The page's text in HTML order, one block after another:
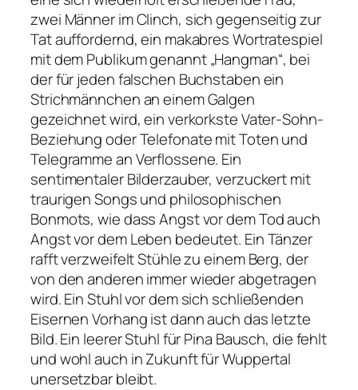
zwei Männer im Clinch, sich gegenseitig zur
Tat auffordernd, ein makabres Wortratespiel
mit dem Publikum genannt„Hangman“, bei
der für jeden falschen Buchstaben ein
Strichmännchen an einem Galgen
gezeichnet wird, ein verkorkste Vater-Sohn-
Beziehung oder Telefonate mit Toten und
Telegramme an Verflossene. Ein
sentimentaler Bilderzauber, verzuckert mit
traurigen Songs und philosophischen
Bonmots, wie dass Angst vor dem Tod auch
Angst vor dem Leben bedeutet. Ein Tänzer
rafft verzweifelt Stühle zu einem Berg, der
von den anderen immer wieder abgetragen
wird. Ein Stuhl vor dem sich schließenden
Eisernen Vorhang ist dann auch das letzte
Bild. Ein leerer Stuhl für Pina Bausch, die fehlt
und wohl auch in Zukunft für Wuppertal
unersetzbar bleibt.